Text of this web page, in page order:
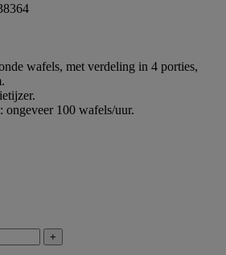
wafels, met verdeling in 4 porties,
ongeveer 100 wafels/uur.
+